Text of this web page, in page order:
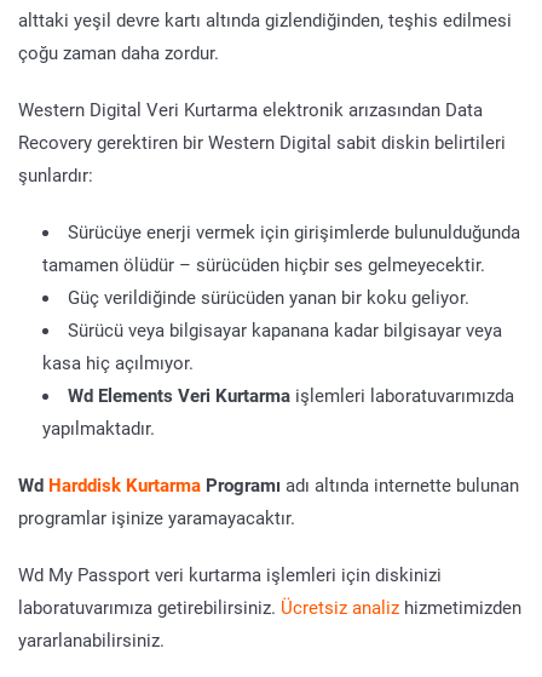
alttaki yeşil devre kartı altında gizlendiğinden, teşhis edilmesi
çoğu zaman daha zordur.
Western Digital Veri Kurtarma elektronik arızasından Data
Recovery gerektiren bir Western Digital sabit diskin belirtileri
şunlardır:
Sürücüye enerji vermek için girişimlerde bulunulduğunda
tamamen ölüdür – sürücüden hiçbir ses gelmeyecektir.
Güç verildiğinde sürücüden yanan bir koku geliyor.
Sürücü veya bilgisayar kapanana kadar bilgisayar veya
kasa hiç açılmıyor.
Wd Elements Veri Kurtarma işlemleri laboratuvarımızda
yapılmaktadır.
Wd Harddisk Kurtarma Programı adı altında internette bulunan
programlar işinize yaramayacaktır.
Wd My Passport veri kurtarma işlemleri için diskinizi
laboratuvarımıza getirebilirsiniz. Ücretsiz analiz hizmetimizden
yararlanabilirsiniz.